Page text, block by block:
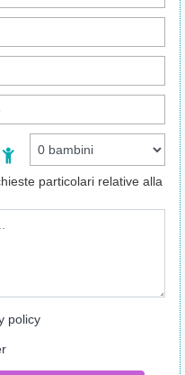
particolari relative alla
policy